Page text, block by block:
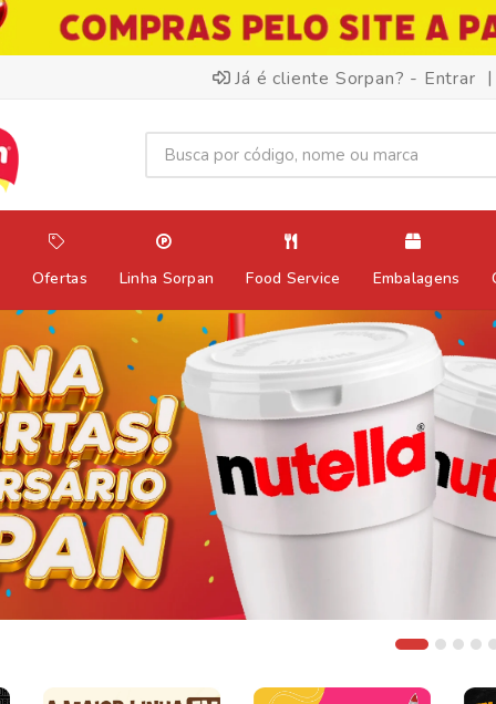
Já é cliente Sorpan? - Entrar |
Ofertas Linha Sorpan Food Service Embalagens